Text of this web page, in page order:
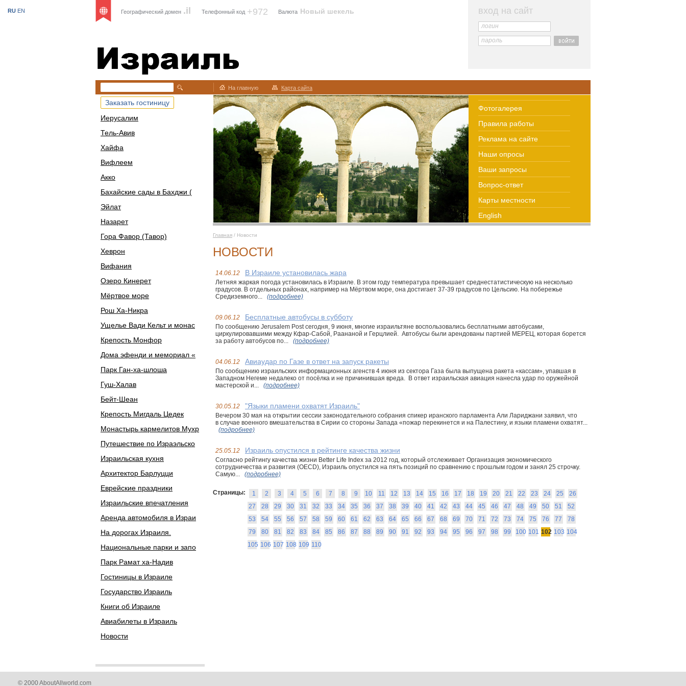
Израиль
Географический домен .il Телефонный код +972 Валюта Новый шекель
RU EN вход на сайт
логин
пароль
На главную Карта сайта
Заказать гостиницу
Иерусалим
Тель-Авив
Хайфа
Вифлеем
Акко
Бахайские сады в Бахджи (
Эйлат
Назарет
Гора Фавор (Тавор)
Хеврон
Вифания
Озеро Кинерет
Мёртвое море
Рош Ха-Никра
Ущелье Вади Кельт и монас
Крепость Монфор
Дома эфенди и мемориал «
Парк Ган-ха-шлоша
Гуш-Халав
Бейт-Шеан
Крепость Мигдаль Цедек
Монастырь кармелитов Мухр
Путешествие по Израэльско
Израильская кухня
Архитектор Барлуцци
Еврейские праздники
Израильские впечатления
Аренда автомобиля в Израи
На дорогах Израиля.
Национальные парки и запо
Парк Рамат ха-Надив
Гостиницы в Израиле
Государство Израиль
Книги об Израиле
Авиабилеты в Израиль
Новости
Фотогалерея
Правила работы
Реклама на сайте
Наши опросы
Ваши запросы
Вопрос-ответ
Карты местности
English
Главная / Новости
НОВОСТИ
14.06.12 В Израиле установилась жара
Летняя жаркая погода установилась в Израиле. В этом году температура превышает среднестатистическую на несколько
градусов. В отдельных районах, например на Мёртвом море, она достигает 37-39 градусов по Цельсию. На побережье
Средиземного...
(подробнее)
09.06.12 Бесплатные автобусы в субботу
По сообщению Jerusalem Post сегодня, 9 июня, многие израильтяне воспользовались бесплатными автобусами,
циркулировавшими между Кфар-Сабой, Раананой и Герцлией. Автобусы были арендованы партией МЕРЕЦ, которая борется
за работу автобусов по...
(подробнее)
04.06.12 Авиаудар по Газе в ответ на запуск ракеты
По сообщению израильских информационных агенств 4 июня из сектора Газа была выпущена ракета «кассам», упавшая в
Западном Негеме недалеко от посёлка и не причинившая вреда. В ответ израильская авиация нанесла удар по оружейной
мастерской и...
(подробнее)
30.05.12 "Языки пламени охватят Израиль"
Вечером 30 мая на открытии сессии законодательного собрания спикер иранского парламента Али Лариджани заявил, что
в случае военного вмешательства в Сирии со стороны Запада «пожар перекинется и на Палестину, и языки пламени охватят...
(подробнее)
25.05.12 Израиль опустился в рейтинге качества жизни
Согласно рейтингу качества жизни Better Life Index за 2012 год, который отслеживает Организация экономического
сотрудничества и развития (OECD), Израиль опустился на пять позиций по сравнению с прошлым годом и занял 25 строчку.
Самую...
(подробнее)
Страницы: 1 2 3 4 5 6 7 8 9 10 11 12 13 14 15 16 17 18 19 20 21 22 23 24 25
26
27
28 29 30 31 32 33 34 35 36 37 38 39 40 41 42 43 44 45 46 47 48 49 50 51
52
53
54 55 56 57 58 59 60 61 62 63 64 65 66 67 68 69 70 71 72 73 74 75 76 77
78
79
80 81 82 83 84 85 86 87 88 89 90 91 92 93 94 95 96 97 98 99 100 101 102 103 104
105 106 107 108 109 110
© 2000 AboutAllworld.com